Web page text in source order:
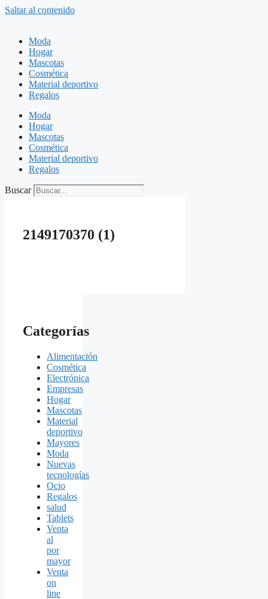
Saltar al contenido
Moda
Hogar
Mascotas
Cosmética
Material deportivo
Regalos
Moda
Hogar
Mascotas
Cosmética
Material deportivo
Regalos
Buscar
2149170370 (1)
Categorías
Alimentación
Cosmética
Electrónica
Empresas
Hogar
Mascotas
Material
deportivo
Mayores
Moda
Nuevas
tecnologías
Ocio
Regalos
salud
Tablets
Venta
al
por
mayor
Venta
on
line